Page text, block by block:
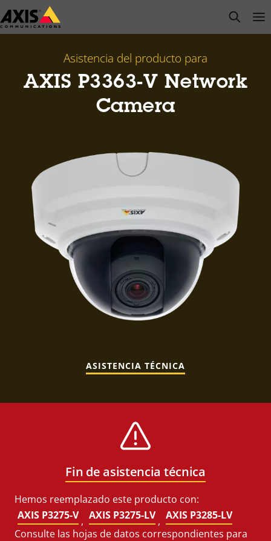
Saltar
al
open
Asistencia del producto para
AXIS P3363-V Network
Camera
ASISTENCIA TÉCNICA
Fin de asistencia técnica
Hemos reemplazado este producto con:
AXIS P3275-V , AXIS P3275-LV , AXIS P3285-LV
Consulte las hojas de datos correspondientes para